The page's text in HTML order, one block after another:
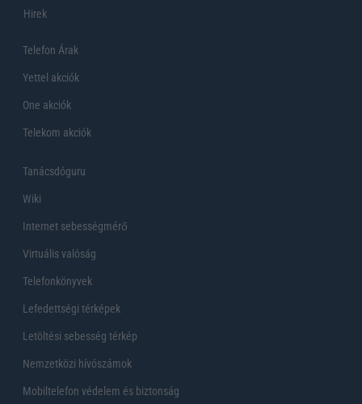
Hirek
Telefon Árak
Yettel akciók
One akciók
Telekom akciók
Tanácsdóguru
Wiki
Internet sebességmérő
Virtuális valóság
Telefonkönyvek
Lefedettségi térképek
Letöltési sebesség térkép
Nemzetközi hívószámok
Mobiltelefon védelem és biztonság